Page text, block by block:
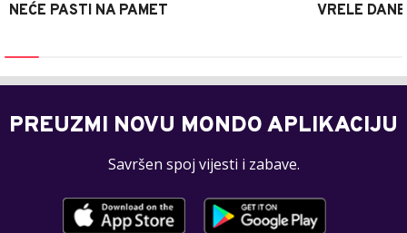
NEĆE PASTI NA PAMET
VRELE DANE
PREUZMI NOVU MONDO APLIKACIJU
Savršen spoj vijesti i zabave.